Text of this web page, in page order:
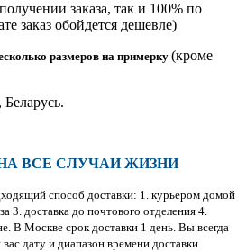
заказа, так и 100% по
заказ обойдется дешевле)
размеров на примерку (кроме
Беларусь.
ВСЕ СЛУЧАИ ЖИЗНИ
способ доставки: 1. курьером домой
3. доставка до почтового отделения 4.
В Москве срок доставки 1 день. Вы всегда
дату и диапазон времени доставки.